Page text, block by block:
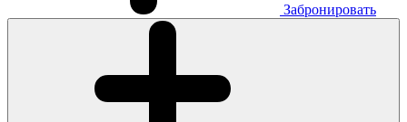
Забронировать